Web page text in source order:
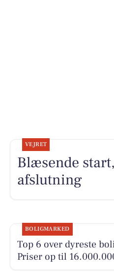
VEJRET
Blæsende
afslutning
BOLIGMARKED
Top 6 over dyreste
Priser op til